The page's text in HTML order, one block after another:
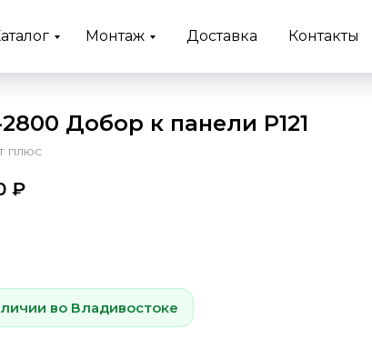
Монтаж Доставка Контакты
2800 Добор к панели P121
плюс
₽
во Владивостоке